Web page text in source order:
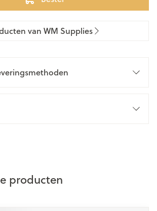
van WM Supplies
producten